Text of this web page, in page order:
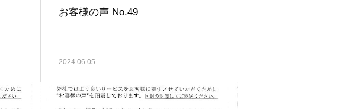
お客様の声 No.49
2024.06.05